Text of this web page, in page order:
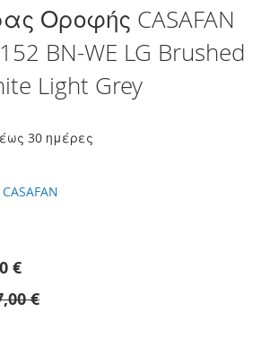
Οροφής CASAFAN
BN-WE LG Brushed
Light Grey
30 ημέρες
CASAFAN
€
€